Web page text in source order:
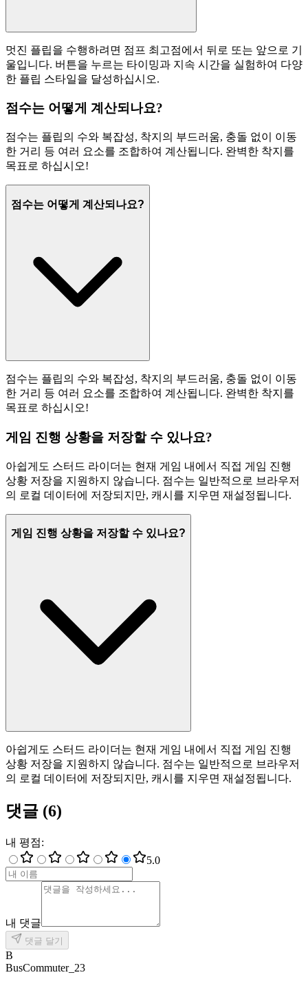
멋진 플립을 수행하려면 점프 최고점에서 뒤로 또는 앞으로 기
울입니다. 버튼을 누르는 타이밍과 지속 시간을 실험하여 다양
한 플립 스타일을 달성하십시오.
점수는 어떻게 계산되나요?
점수는 플립의 수와 복잡성, 착지의 부드러움, 충돌 없이 이동
한 거리 등 여러 요소를 조합하여 계산됩니다. 완벽한 착지를
목표로 하십시오!
점수는 어떻게 계산되나요?
점수는 플립의 수와 복잡성, 착지의 부드러움, 충돌 없이 이동
한 거리 등 여러 요소를 조합하여 계산됩니다. 완벽한 착지를
목표로 하십시오!
게임 진행 상황을 저장할 수 있나요?
아쉽게도 스터드 라이더는 현재 게임 내에서 직접 게임 진행
상황 저장을 지원하지 않습니다. 점수는 일반적으로 브라우저
의 로컬 데이터에 저장되지만, 캐시를 지우면 재설정됩니다.
게임 진행 상황을 저장할 수 있나요?
아쉽게도 스터드 라이더는 현재 게임 내에서 직접 게임 진행
상황 저장을 지원하지 않습니다. 점수는 일반적으로 브라우저
의 로컬 데이터에 저장되지만, 캐시를 지우면 재설정됩니다.
댓글 (6)
내 평점:
5.0
내 댓글
댓글 달기
B
BusCommuter_23